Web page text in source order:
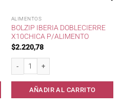
ALIMENTOS
BOLZIP IBERIA DOBLECIERRE
X10CHICA P/ALIMENTO
$2.220,78
AÑADIR AL CARRITO